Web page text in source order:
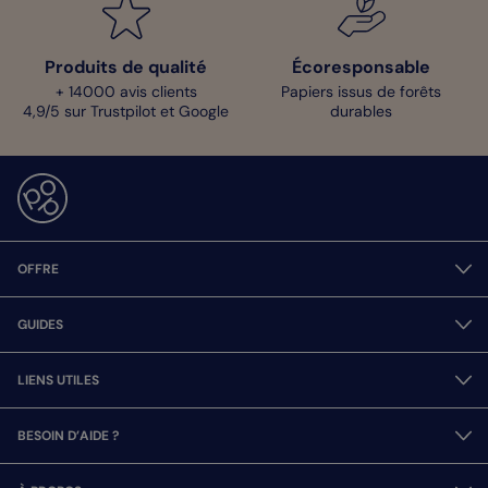
Produits de qualité
+ 14000 avis clients
4,9/5 sur Trustpilot et Google
Écoresponsable
Papiers issus de forêts
durables
OFFRE
GUIDES
LIENS UTILES
BESOIN D’AIDE ?